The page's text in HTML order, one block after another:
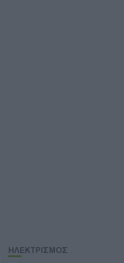
ΗΛΕΚΤΡΙΣΜΟΣ